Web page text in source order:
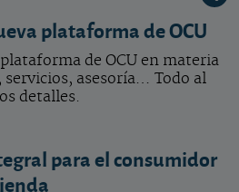
plataforma de OCU
de OCU en materia
servicios, asesoría… Todo al
detalles.
para el consumidor